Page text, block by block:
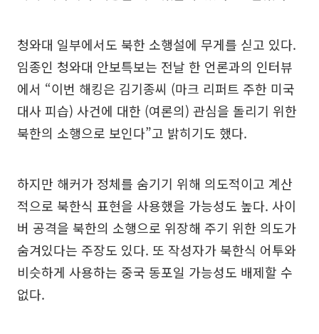
청와대 일부에서도 북한 소행설에 무게를 싣고 있다.
임종인 청와대 안보특보는 전날 한 언론과의 인터뷰
에서 “이번 해킹은 김기종씨 (마크 리퍼트 주한 미국
대사 피습) 사건에 대한 (여론의) 관심을 돌리기 위한
북한의 소행으로 보인다”고 밝히기도 했다.
하지만 해커가 정체를 숨기기 위해 의도적이고 계산
적으로 북한식 표현을 사용했을 가능성도 높다. 사이
버 공격을 북한의 소행으로 위장해 주기 위한 의도가
숨겨있다는 주장도 있다. 또 작성자가 북한식 어투와
비슷하게 사용하는 중국 동포일 가능성도 배제할 수
없다.